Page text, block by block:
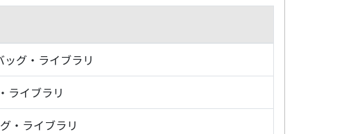
グ・ライブラリ
ライブラリ
・ライブラリ